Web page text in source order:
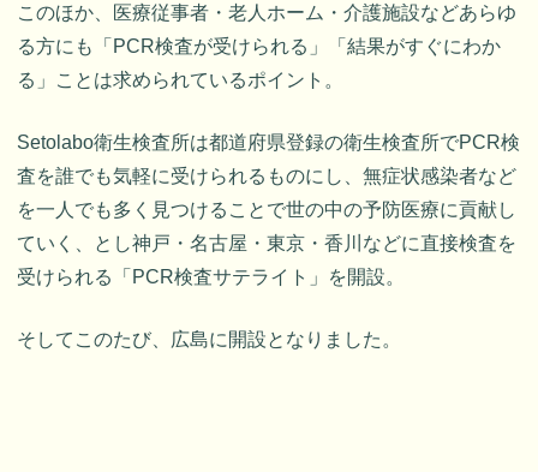
このほか、医療従事者・老人ホーム・介護施設などあらゆ
る方にも「PCR検査が受けられる」「結果がすぐにわか
る」ことは求められているポイント。
Setolabo衛生検査所は都道府県登録の衛生検査所でPCR検
査を誰でも気軽に受けられるものにし、無症状感染者など
を一人でも多く見つけることで世の中の予防医療に貢献し
ていく、とし神戸・名古屋・東京・香川などに直接検査を
受けられる「PCR検査サテライト」を開設。
そしてこのたび、広島に開設となりました。